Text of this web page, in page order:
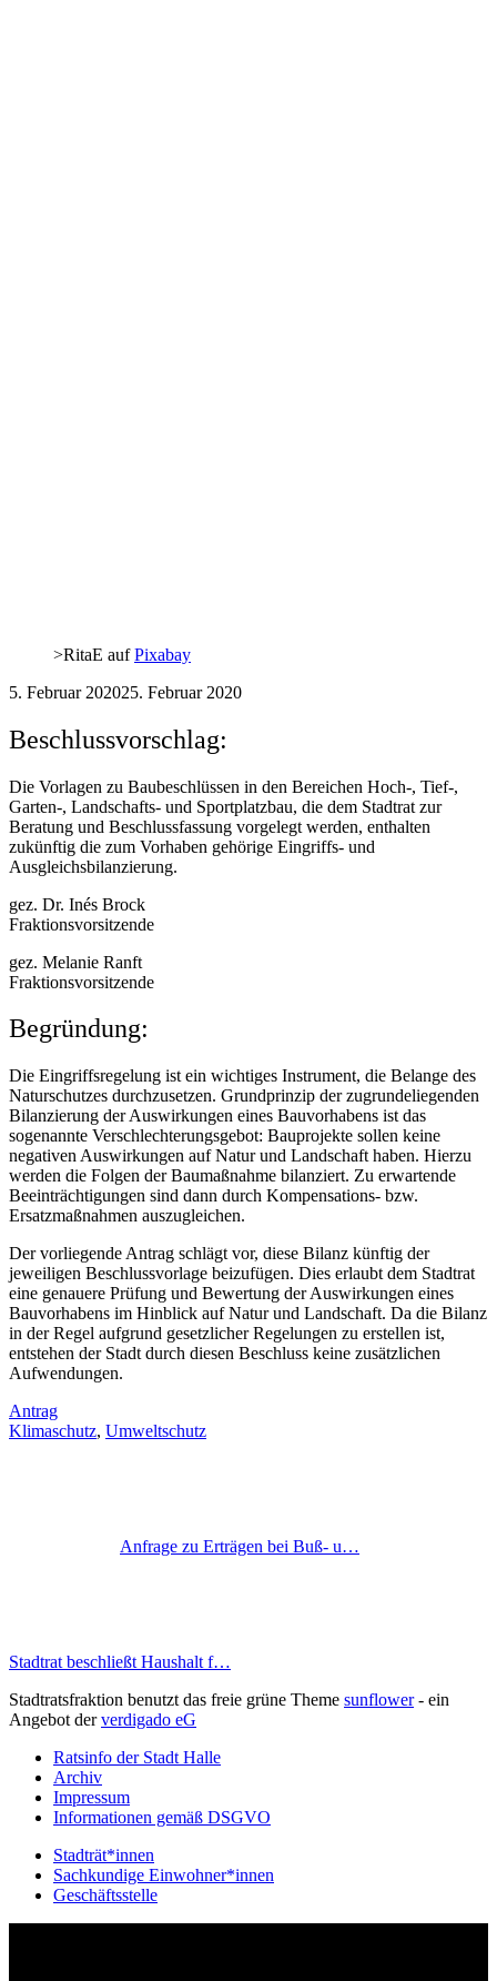
>RitaE aufPixabay
5. Februar 202025. Februar 2020
Beschlussvorschlag:
Die Vorlagen zu Baubeschlüssen in den Bereichen Hoch-, Tief-,
Garten-, Landschafts- und Sportplatzbau, die dem Stadtrat zur
Beratung und Beschlussfassung vorgelegt werden, enthalten
zukünftig die zum Vorhaben gehörige Eingriffs- und
Ausgleichsbilanzierung.
gez. Dr. Inés Brock
Fraktionsvorsitzende
gez. Melanie Ranft
Fraktionsvorsitzende
Begründung:
Die Eingriffsregelung ist ein wichtiges Instrument, die Belange des
Naturschutzes durchzusetzen. Grundprinzip der zugrundeliegenden
Bilanzierung der Auswirkungen eines Bauvorhabens ist das
sogenannte Verschlechterungsgebot: Bauprojekte sollen keine
negativen Auswirkungen auf Natur und Landschaft haben. Hierzu
werden die Folgen der Baumaßnahme bilanziert. Zu erwartende
Beeinträchtigungen sind dann durch Kompensations- bzw.
Ersatzmaßnahmen auszugleichen.
Der vorliegende Antrag schlägt vor, diese Bilanz künftig der
jeweiligen Beschlussvorlage beizufügen. Dies erlaubt dem Stadtrat
eine genauere Prüfung und Bewertung der Auswirkungen eines
Bauvorhabens im Hinblick auf Natur und Landschaft. Da die Bilanz
in der Regel aufgrund gesetzlicher Regelungen zu erstellen ist,
entstehen der Stadt durch diesen Beschluss keine zusätzlichen
Aufwendungen.
Antrag
Klimaschutz, Umweltschutz
Anfrage zu Erträgen bei Buß- u…
Stadtrat beschließt Haushalt f…
Stadtratsfraktion benutzt das freie grüne Theme sunflower‐ ein
Angebot derverdigado eG
Ratsinfo der Stadt Halle
Archiv
Impressum
Informationen gemäß DSGVO
Stadträt*innen
Sachkundige Einwohner*innen
Geschäftsstelle